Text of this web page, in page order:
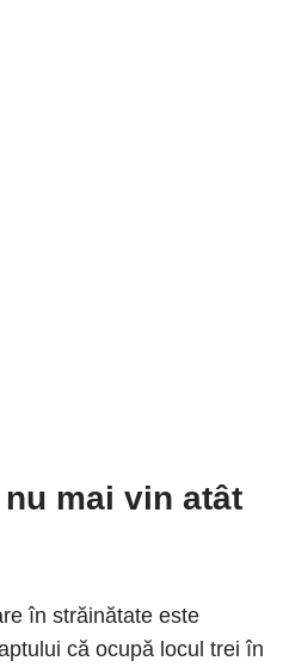
mai vin atât
în străinătate este
că ocupă locul trei în